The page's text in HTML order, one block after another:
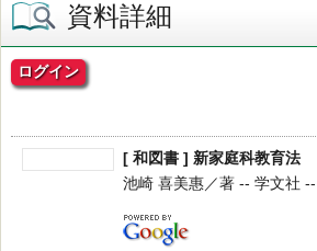
資料詳細
ログイン
[ 和図書 ] 新家庭科教育法
池崎 喜美惠／著 -- 学文社